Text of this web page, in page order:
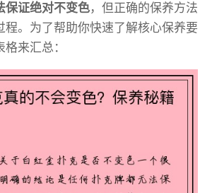
保证绝对不变色，但正确的保养方法
程。为了帮助你快速了解核心保养要
来汇总：